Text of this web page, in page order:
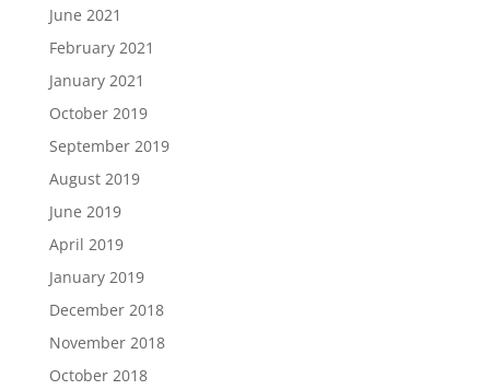
June 2021
February 2021
January 2021
October 2019
September 2019
August 2019
June 2019
April 2019
January 2019
December 2018
November 2018
October 2018